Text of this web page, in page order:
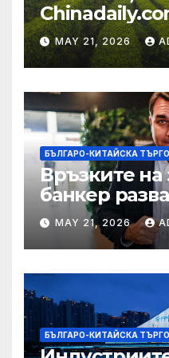
MAY 21, 2026
БЪЛГАРО-КИТАЙСКА
Връзките на
банкер
надеждите
Болсонаро
Бразилия
MAY 21, 2026
БЪЛГАРО-КИТАЙСКА